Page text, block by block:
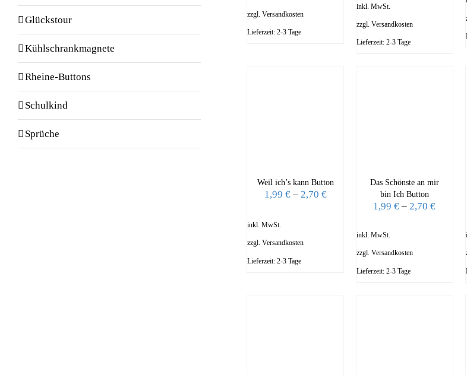
zzgl.Versandkosten
Lieferzeit:2-3 Tage
inkl. MwSt.
zzgl. Versandkosten
Lieferzeit: 2-3 Tage
Weil ich’s kann Button
1,99 €– 2,70 €
inkl. MwSt.
zzgl.Versandkosten
Lieferzeit:2-3 Tage
Das Schönste an mir
bin Ich Button
1,99€ –2,70€
inkl. MwSt.
zzgl. Versandkosten
Lieferzeit: 2-3 Tage
Glückstour
Kühlschrankmagnete
Rheine-Buttons
Schulkind
Sprüche